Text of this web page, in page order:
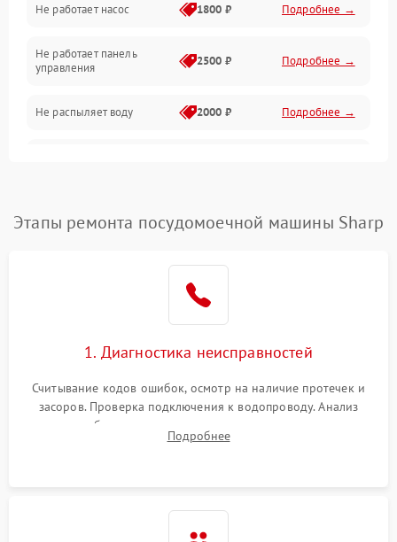
Вода
Гигиена
Программное обеспечение
Не работает насос 1800 ₽ Подробнее →
Не работает панель
управления
2500 ₽ Подробнее →
Не распыляет воду 2000 ₽ Подробнее →
воды
1800 ₽ Подробнее →
Проблемы с
Этапы ремонта посудомоечной машины Sharp
1. Диагностика неисправностей
Считывание кодов ошибок, осмотр на наличие протечек и
засоров. Проверка подключения к водопроводу. Анализ
жалоб на отсутствие слива, нагрева, вращения
разбрызгивателей или срабатывание системы защиты
Подробнее